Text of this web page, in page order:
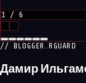
1 / 6
// BLOGGER.RGUARD
Дамир